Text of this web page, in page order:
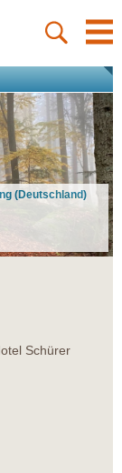
(Deutschland)
Schürer